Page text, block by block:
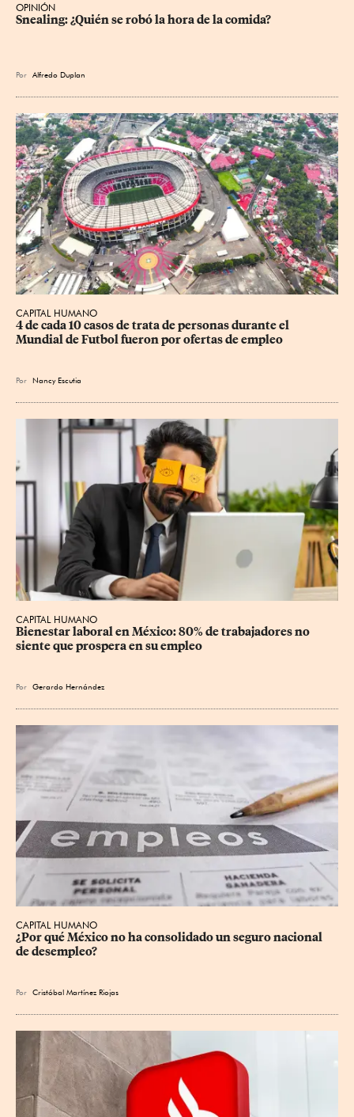
OPINIÓN
Snealing: ¿Quién se robó la hora de la comida?
Por Alfredo Duplan
CAPITAL HUMANO
4 de cada 10 casos de trata de personas durante el
Mundial de Futbol fueron por ofertas de empleo
Por Nancy Escutia
CAPITAL HUMANO
Bienestar laboral en México: 80% de trabajadores no
siente que prospera en su empleo
Por Gerardo Hernández
CAPITAL HUMANO
¿Por qué México no ha consolidado un seguro nacional
de desempleo?
Por Cristóbal Martínez Riojas